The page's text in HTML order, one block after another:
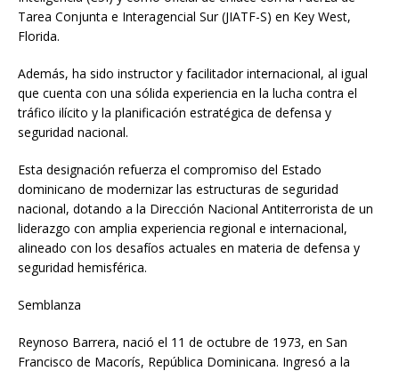
Tarea Conjunta e Interagencial Sur (JIATF-S) en Key West,
Florida.
Además, ha sido instructor y facilitador internacional, al igual
que cuenta con una sólida experiencia en la lucha contra el
tráfico ilícito y la planificación estratégica de defensa y
seguridad nacional.
Esta designación refuerza el compromiso del Estado
dominicano de modernizar las estructuras de seguridad
nacional, dotando a la Dirección Nacional Antiterrorista de un
liderazgo con amplia experiencia regional e internacional,
alineado con los desafíos actuales en materia de defensa y
seguridad hemisférica.
Semblanza
Reynoso Barrera, nació el 11 de octubre de 1973, en San
Francisco de Macorís, República Dominicana. Ingresó a la